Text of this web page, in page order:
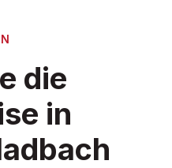
die
in